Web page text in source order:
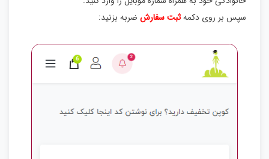
سپس بر روی دکمهثبت سفارشضربه بزنید: